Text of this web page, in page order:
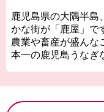
鹿児島県の大隅半島
かな街が「鹿屋」で
農業や畜産が盛んな
本一の鹿児島うなぎ
らす場所としても、